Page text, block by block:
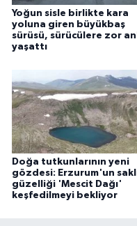
Yoğun sisle birlikte kara
yoluna giren büyükbaş
sürüsü, sürücülere zor
yaşattı
Doğa tutkunlarının yeni
gözdesi: Erzurum'un
güzelliği 'Mescit Dağı'
keşfedilmeyi bekliyor